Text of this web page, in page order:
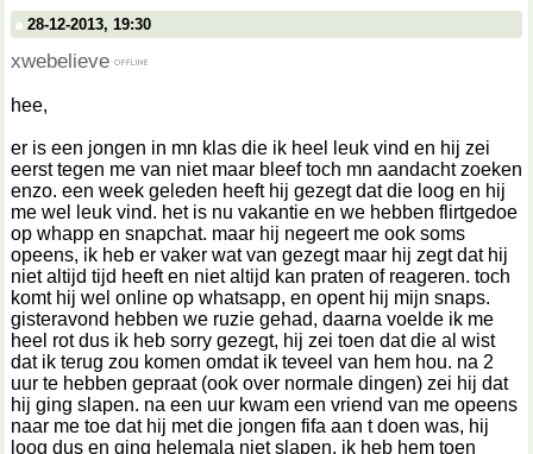
28-12-2013, 19:30
xwebelieve
hee,
er is een jongen in mn klas die ik heel leuk vind en hij zei
eerst tegen me van niet maar bleef toch mn aandacht zoeken
enzo. een week geleden heeft hij gezegt dat die loog en hij
me wel leuk vind. het is nu vakantie en we hebben flirtgedoe
op whapp en snapchat. maar hij negeert me ook soms
opeens, ik heb er vaker wat van gezegt maar hij zegt dat hij
niet altijd tijd heeft en niet altijd kan praten of reageren. toch
komt hij wel online op whatsapp, en opent hij mijn snaps.
gisteravond hebben we ruzie gehad, daarna voelde ik me
heel rot dus ik heb sorry gezegt, hij zei toen dat die al wist
dat ik terug zou komen omdat ik teveel van hem hou. na 2
uur te hebben gepraat (ook over normale dingen) zei hij dat
hij ging slapen. na een uur kwam een vriend van me opeens
naar me toe dat hij met die jongen fifa aan t doen was, hij
loog dus en ging helemala niet slapen. ik heb hem toen